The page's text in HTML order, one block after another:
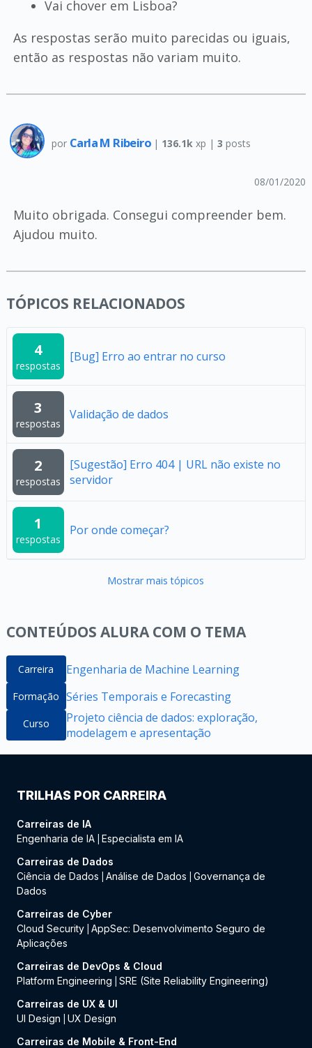
Vai chover em Lisboa?
As respostas serão muito parecidas ou iguais,
então as respostas não variam muito.
por Carla M Ribeiro | 136.1k xp |3 posts
08/01/2020
Muito obrigada. Consegui compreender bem.
Ajudou muito.
TÓPICOS RELACIONADOS
4
respostas
[Bug] Erro ao entrar no curso
3
respostas
Validação de dados
2
respostas
[Sugestão] Erro 404 | URL não existe no
servidor
1
respostas
Por onde começar?
Mostrar mais tópicos
CONTEÚDOS ALURA COM O TEMA
Carreira Engenharia de Machine Learning
Formação Séries Temporais e Forecasting
Curso
Projeto ciência de dados: exploração,
modelagem e apresentação
TRILHAS POR CARREIRA
Carreiras de IA
Engenharia de IA Especialista em IA
Carreiras de Dados
Ciência de Dados
Análise de Dados
Governança de
Dados
Carreiras de Cyber
Cloud Security AppSec: Desenvolvimento Seguro de
Aplicações
Carreiras de DevOps & Cloud
Platform Engineering
SRE (Site Reliability Engineering)
Carreiras de UX & UI
UI Design
UX Design
Carreiras de Mobile & Front-End